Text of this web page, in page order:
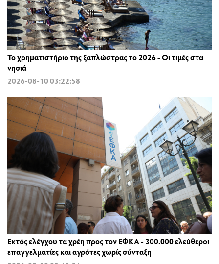
Το χρηματιστήριο της ξαπλώστρας το 2026 - Οι τιμές στα
νησιά
2026-08-10 03:22:58
Εκτός ελέγχου τα χρέη προς τον ΕΦΚΑ - 300.000 ελεύθεροι
επαγγελματίες και αγρότες χωρίς σύνταξη